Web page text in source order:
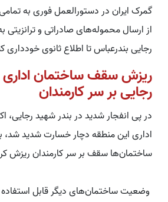
گمرک ایران در دستورالعمل فوری به
از ارسال محموله‌های صادراتی و
رجایی بندرعباس تا اطلاع ثانوی خودداری
ریزش سقف ساختمان اداری
رجایی بر سر کارمندان
در پی انفجار شدید در بندر شهید رجایی،
اداری این منطقه دچار خسا‌رت شدید شد‌،
ساختمان‌ها سقف بر سر کارمندان ریزش
وضعیت ساختمان‌های دیگر قابل